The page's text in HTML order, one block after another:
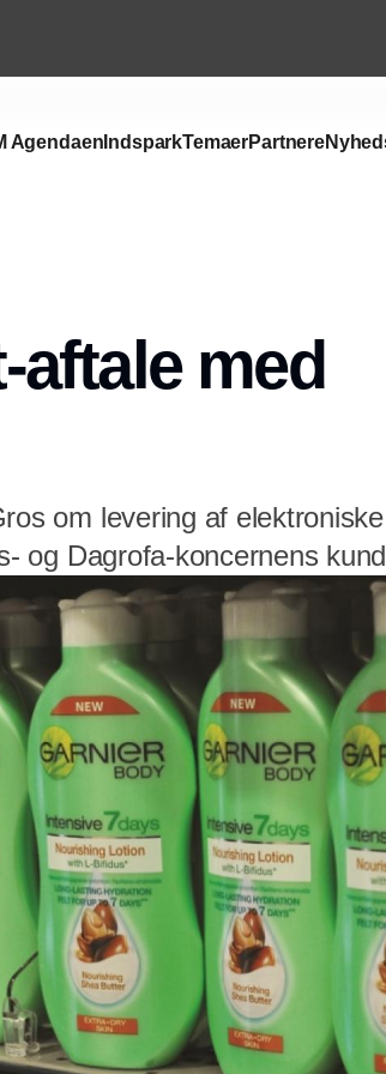
Agendaen IndsparkTemaerPartnere
aftale med
om levering af
og Dagrofa-koncernens